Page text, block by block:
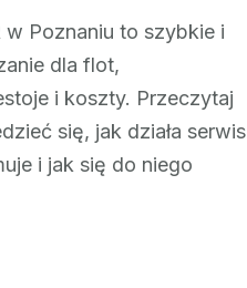
w Poznaniu to szybkie i
dla flot,
i koszty. Przeczytaj
się, jak działa serwis
i jak się do niego